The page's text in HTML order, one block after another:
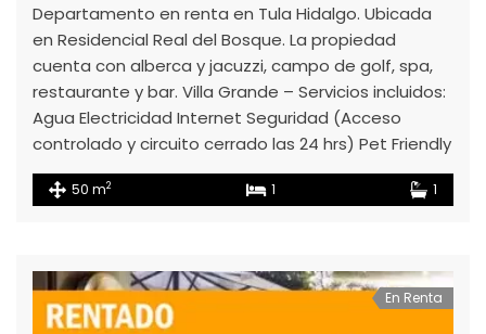
Departamento en renta en Tula Hidalgo. Ubicada
en Residencial Real del Bosque. La propiedad
cuenta con alberca y jacuzzi, campo de golf, spa,
restaurante y bar. Villa Grande – Servicios incluidos:
Agua Electricidad Internet Seguridad (Acceso
controlado y circuito cerrado las 24 hrs) Pet Friendly
50 m2 1 1
En Renta